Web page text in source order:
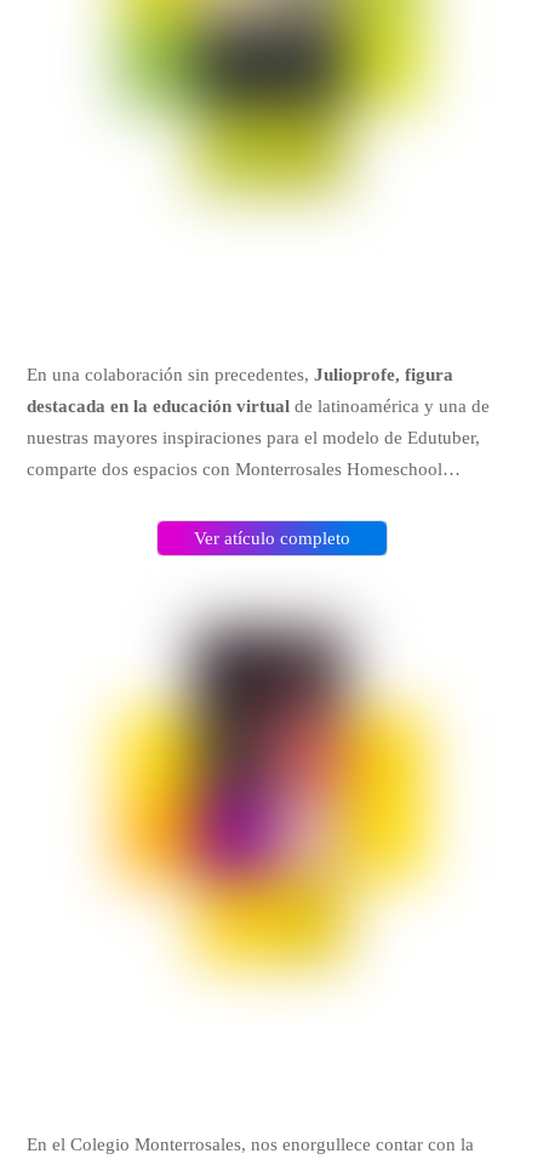
En una colaboración sin precedentes,Julioprofe, figura
destacada en la educación virtual de latinoamérica y una de
nuestras mayores inspiraciones para el modelo de Edutuber,
comparte dos espacios con Monterrosales Homeschool…
Ver atículo completo
En el Colegio Monterrosales, nos enorgullece contar con la